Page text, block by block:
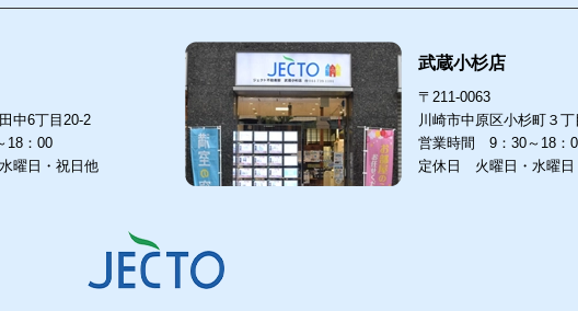
中途採用
〒
211-0063
川崎市中原区小杉町３丁目1501-7-102
中6丁目20-2
18：00
曜日・祝日他
武蔵小杉店
〒211-0063
川崎市中原区小杉町３
営業時間 9：30～18：
定休日 火曜日・水曜日